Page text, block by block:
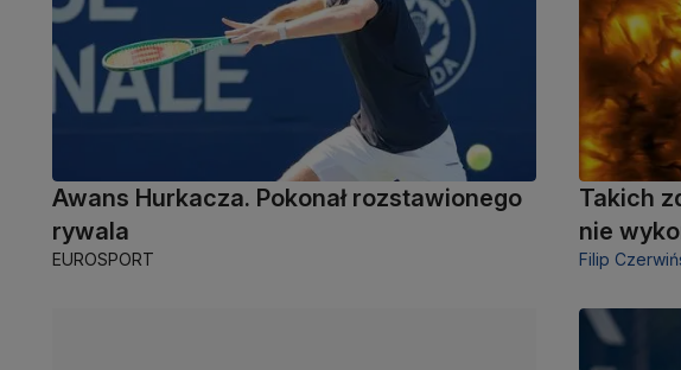
Awans Hurkacza. Pokonał rozstawionego
rywala
EUROSPORT
Takich
nie
Filip